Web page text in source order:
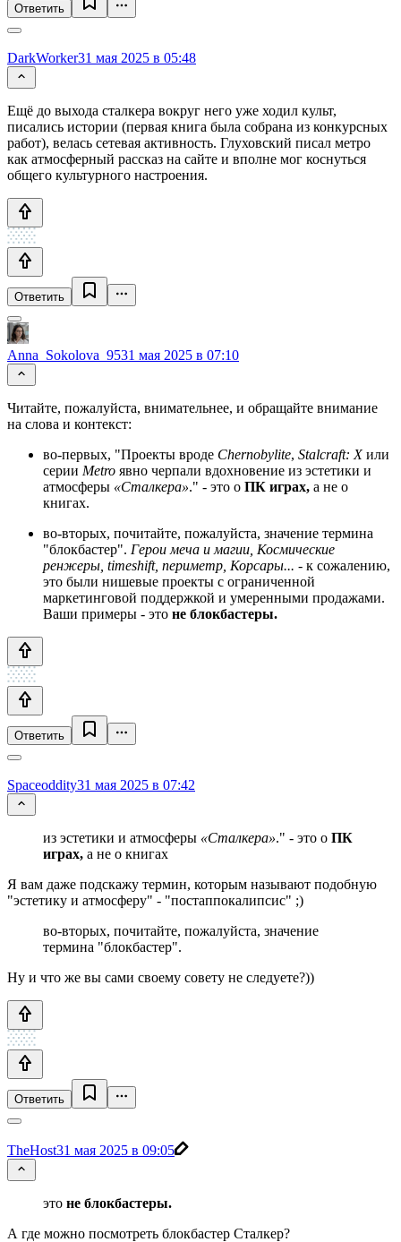
Ответить
DarkWorker31 мая 2025 в 05:48
Ещё до выхода сталкера вокруг него уже ходил культ,
писались истории (первая книга была собрана из конкурсных
работ), велась сетевая активность. Глуховский писал метро
как атмосферный рассказ на сайте и вполне мог коснуться
общего культурного настроения.
Ответить
Anna_Sokolova_9531 мая 2025 в 07:10
Читайте, пожалуйста, внимательнее, и обращайте внимание
на слова и контекст:
во-первых, "Проекты вроде Chernobylite, Stalcraft: Xили
серии Metro явно черпали вдохновение из эстетики и
атмосферы «Сталкера»." - это о ПК играх, а не о
книгах.
во-вторых, почитайте, пожалуйста, значение термина
"блокбастер". Герои меча и магии, Космические
ренжеры, timeshift, периметр, Корсары... - к сожалению,
это были нишевые проекты с ограниченной
маркетинговой поддержкой и умеренными продажами.
Ваши примеры - это не блокбастеры.
Ответить
Spaceoddity31 мая 2025 в 07:42
из эстетики и атмосферы «Сталкера»." - это о ПК
играх, а не о книгах
Я вам даже подскажу термин, которым называют подобную
"эстетику и атмосферу" - "постаппокалипсис" ;)
во-вторых, почитайте, пожалуйста, значение
термина "блокбастер".
Ну и что же вы сами своему совету не следуете?))
Ответить
TheHost31 мая 2025 в 09:05
это не блокбастеры.
А где можно посмотреть блокбастер Сталкер?